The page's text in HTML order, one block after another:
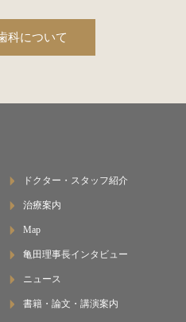
科について
ドクター・スタッフ紹介
治療案内
Map
亀田理事長インタビュー
ニュース
書籍・論文・講演案内